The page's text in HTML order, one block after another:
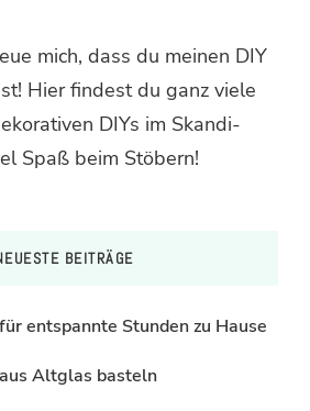
mich, dass du meinen DIY
Hier findest du ganz viele
DIYs im Skandi-
Spaß beim Stöbern!
BEITRÄGE
entspannte Stunden zu Hause
Altglas basteln